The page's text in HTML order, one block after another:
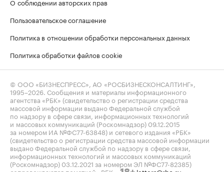
Пользовательское соглашение
Политика в отношении обработки персональных данных
Политика обработки файлов cookie
© ООО «БИЗНЕСПРЕСС», АО «РОСБИЗНЕСКОНСАЛТИНГ»,
1995–2026 . Сообщения и материалы информационного
агентства «РБК» (свидетельство о регистрации средства
массовой информации выдано Федеральной службой
по надзору в сфере связи, информационных технологий
и массовых коммуникаций (Роскомнадзор) 09.12.2015
за номером ИА №ФС77-63848) и сетевого издания «РБК»
(свидетельство о регистрации средства массовой информации
выдано Федеральной службой по надзору в сфере связи,
информационных технологий и массовых коммуникаций
(Роскомнадзор) 03.12.2021 за номером ЭЛ №ФС77-82385)